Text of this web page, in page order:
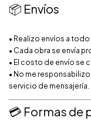
📦 Envíos
• Realizo envíos a todo
• Cada obra se envía
• El costo de envío se
• No me
servicio de mensajería.
💳 Formas de